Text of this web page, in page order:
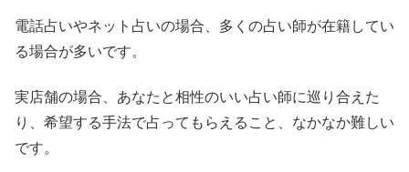
電話占いやネット占いの場合、多くの占い師が在籍してい
る場合が多いです。
実店舗の場合、あなたと相性のいい占い師に巡り合えた
り、希望する手法で占ってもらえること、なかなか難しい
です。